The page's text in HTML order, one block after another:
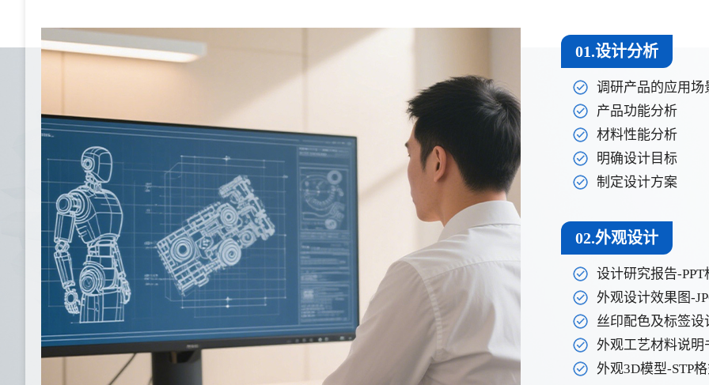
01.设计分析
调研产品的应用场
产品功能分析
材料性能分析
明确设计目标
制定设计方案
02.外观设计
设计研究报告-PPT
外观设计效果图-
丝印配色及标签设
外观工艺材料说明
外观3D模型-STP